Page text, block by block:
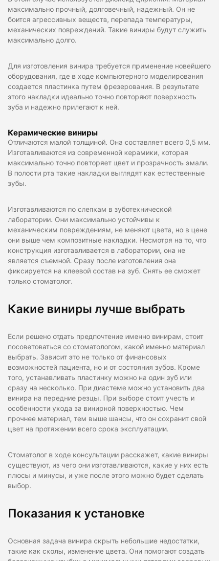
максимально прочный, долговечный, надежный. Он не
боится агрессивных веществ, перепада температуры,
механических повреждений. Такие виниры будут служить
максимально долго.
Для изготовления винира требуется применение новейшего
оборудования, где в ходе компьютерного моделирования
создается пластинка путем фрезерования. В результате
этого накладки идеально точно повторяют поверхность
зуба и надежно прилегают к ней.
Керамические виниры
Отличаются малой толщиной. Она составляет всего 0,5 мм.
Изготавливаются из современной керамики, которая
максимально точно повторяет цвет и прозрачность эмали.
В полости рта такие накладки выглядят как естественные
зубы.
Изготавливаются по слепкам в зуботехнической
лаборатории. Они максимально устойчивы к
механическим повреждениям, не меняют цвета, но в цене
они выше чем композитные накладки. Несмотря на то, что
конструкция изготавливается в лаборатории, она не
является съемной. Сразу после изготовления она
фиксируется на клеевой состав на зуб. Снять ее сможет
только стоматолог.
Какие виниры лучше выбрать
Если решено отдать предпочтение именно винирам, стоит
посоветоваться со стоматологом, какой именно материал
выбрать. Зависит это не только от финансовых
возможностей пациента, но и от состояния зубов. Кроме
того, устанавливать пластинку можно на один зуб или
сразу на несколько. При диастеме можно установить два
винира на передние резцы. При выборе стоит учесть и
особенности ухода за винирной поверхностью. Чем
прочнее материал, тем выше шансы, что он сохранит свой
цвет на протяжении всего срока эксплуатации.
Стоматолог в ходе консультации расскажет, какие виниры
существуют, из чего они изготавливаются, какие у них есть
плюсы и минусы, и уже после этого можно будет сделать
выбор.
Показания к установке
Основная задача винира скрыть небольшие недостатки,
такие как сколы, изменение цвета. Они помогают создать